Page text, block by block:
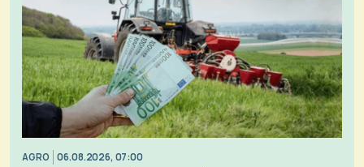
AGRO 06.08.2026, 07:00